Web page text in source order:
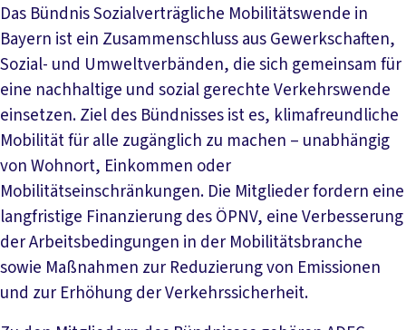
Das Bündnis Sozialverträgliche Mobilitätswende in
Bayern ist ein Zusammenschluss aus Gewerkschaften,
Sozial- und Umweltverbänden, die sich gemeinsam für
eine nachhaltige und sozial gerechte Verkehrswende
einsetzen. Ziel des Bündnisses ist es, klimafreundliche
Mobilität für alle zugänglich zu machen – unabhängig
von Wohnort, Einkommen oder
Mobilitätseinschränkungen. Die Mitglieder fordern eine
langfristige Finanzierung des ÖPNV, eine Verbesserung
der Arbeitsbedingungen in der Mobilitätsbranche
sowie Maßnahmen zur Reduzierung von Emissionen
und zur Erhöhung der Verkehrssicherheit.